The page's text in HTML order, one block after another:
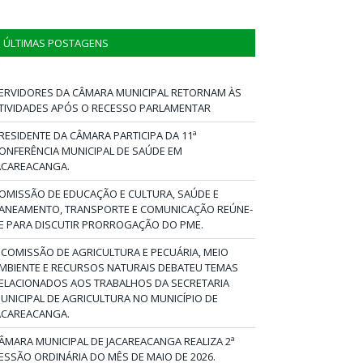
ÚLTIMAS POSTAGENS
DA CÂMARA MUNICIPAL RETORNAM ÀS
APÓS O RECESSO PARLAMENTAR
DA CÂMARA PARTICIPA DA 11ª
MUNICIPAL DE SAÚDE EM
DE EDUCAÇÃO E CULTURA, SAÚDE E
TRANSPORTE E COMUNICAÇÃO REÚNE-
PARA DISCUTIR PRORROGAÇÃO DO PME.
DE AGRICULTURA E PECUÁRIA, MEIO
E RECURSOS NATURAIS DEBATEU TEMAS
AOS TRABALHOS DA SECRETARIA
DE AGRICULTURA NO MUNICÍPIO DE
MUNICIPAL DE JACAREACANGA REALIZA 2ª
ORDINÁRIA DO MÊS DE MAIO DE 2026.